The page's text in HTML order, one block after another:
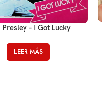
Presley – I Got Lucky
LEER MÁS